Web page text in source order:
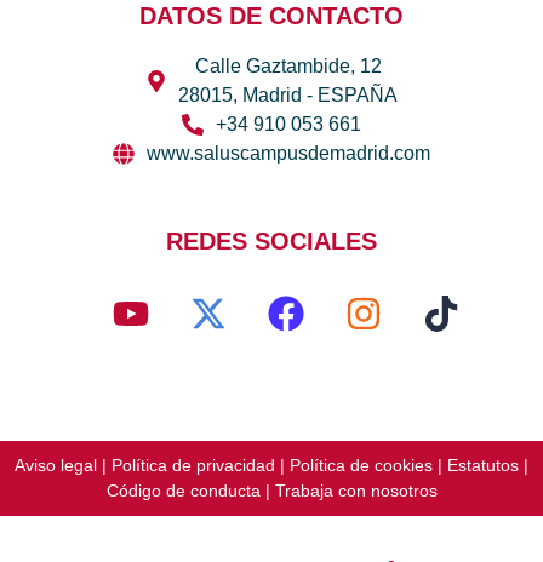
DATOS DE CONTACTO
Calle Gaztambide, 12
28015, Madrid - ESPAÑA
+34 910 053 661
www.saluscampusdemadrid.com
REDES SOCIALES
Aviso legal | Política de privacidad | Política de cookies | Estatutos |
Código de conducta | Trabaja con nosotros